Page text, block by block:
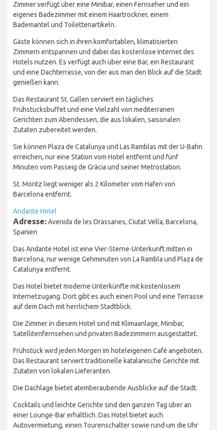
Zimmer verfügt über eine Minibar, einen Fernseher und ein
eigenes Badezimmer mit einem Haartrockner, einem
Bademantel und Toilettenartikeln.
Gäste können sich in ihren komfortablen, klimatisierten
Zimmern entspannen und dabei das kostenlose Internet des
Hotels nutzen. Es verfügt auch über eine Bar, ein Restaurant
und eine Dachterrasse, von der aus man den Blick auf die Stadt
genießen kann.
Das Restaurant St. Gallen serviert ein tägliches
Frühstücksbuffet und eine Vielzahl von mediterranen
Gerichten zum Abendessen, die aus lokalen, saisonalen
Zutaten zubereitet werden.
Sie können Plaza de Catalunya und Las Ramblas mit der U-Bahn
erreichen, nur eine Station vom Hotel entfernt und fünf
Minuten vom Passeig de Gràcia und seiner Metrostation.
St. Moritz liegt weniger als 2 Kilometer vom Hafen von
Barcelona entfernt.
Andante Hotel
Adresse:Avenida de les Drassanes, Ciutat Vella, Barcelona,
Spanien
Das Andante Hotel ist eine Vier-Sterne-Unterkunft mitten in
Barcelona, nur wenige Gehminuten von La Rambla und Plaza de
Catalunya entfernt.
Das Hotel bietet moderne Unterkünfte mit kostenlosem
Internetzugang. Dort gibt es auch einen Pool und eine Terrasse
auf dem Dach mit herrlichem Stadtblick.
Die Zimmer in diesem Hotel sind mit Klimaanlage, Minibar,
Satellitenfernsehen und privaten Badezimmern ausgestattet.
Frühstück wird jeden Morgen im hoteleigenen Café angeboten.
Das Restaurant serviert traditionelle katalanische Gerichte mit
Zutaten von lokalen Lieferanten.
Die Dachlage bietet atemberaubende Ausblicke auf die Stadt.
Cocktails und leichte Gerichte sind den ganzen Tag über an
einer Lounge-Bar erhältlich. Das Hotel bietet auch
Autovermietung, einen Tourenschalter sowie rund um die Uhr